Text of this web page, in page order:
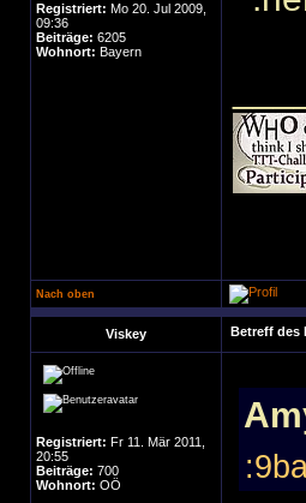
Registriert: Mo 20. Jul 2009,
09:36
Beiträge: 6205
Wohnort: Bayern
Nach oben
Viskey Betreff des
Registriert: Fr 11. Mär 2011,
20:55
Beiträge: 700
Wohnort: OÖ